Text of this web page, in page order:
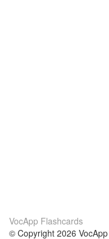
VocApp Flashcards
© Copyright 2026 VocApp